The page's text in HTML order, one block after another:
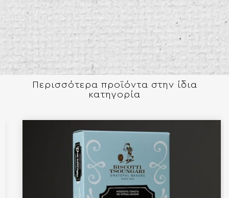
Περισσότερα προϊόντα στην ίδια
κατηγορία​​